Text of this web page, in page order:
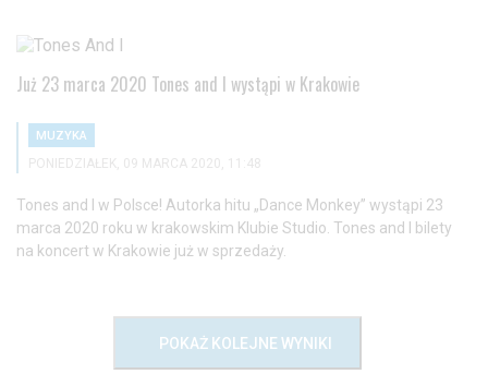
Już 23 marca 2020 Tones and I wystąpi w Krakowie
MUZYKA
PONIEDZIAŁEK, 09 MARCA 2020, 11:48
Tones and I w Polsce! Autorka hitu „Dance Monkey” wystąpi 23
marca 2020 roku w krakowskim Klubie Studio. Tones and I bilety
na koncert w Krakowie już w sprzedaży.
POKAŻ KOLEJNE WYNIKI